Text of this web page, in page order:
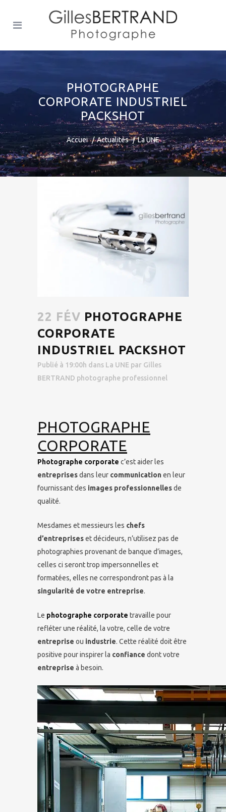
PHOTOGRAPHE
CORPORATE INDUSTRIEL
PACKSHOT
Accuei Actualités La UNE
22 FÉV PHOTOGRAPHE
CORPORATE
INDUSTRIEL PACKSHOT
Publié à 19:00h dans La UNE par Gilles
BERTRAND photographe professionnel
PHOTOGRAPHE
CORPORATE
Photographe corporate c’est aider les
entreprisesdans leur communication en leur
fournissant des images professionnellesde
qualité.
Mesdames et messieurs les chefs
d’entrepriseset décideurs, n’utilisez pas de
photographies provenant de banque d’images,
celles ci seront trop impersonnelles et
formatées, elles ne correspondront pas à la
singularité de votre entreprise.
Le photographe corporate travaille pour
refléter une réalité, la votre, celle de votre
entreprise ou industrie. Cette réalité doit être
positive pour inspirer la confiance dont votre
entreprise à besoin.